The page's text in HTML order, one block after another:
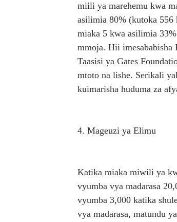
miili ya marehemu kwa
asilimia 80% (kutoka
miaka 5 kwa asilimia
mmoja. Hii imesababisha
Taasisi ya Gates
mtoto na lishe. Serikali
kuimarisha huduma za
4. Mageuzi ya Elimu
Katika miaka miwili ya
vyumba vya madarasa
vyumba 3,000 katika
vya madarasa, matundu